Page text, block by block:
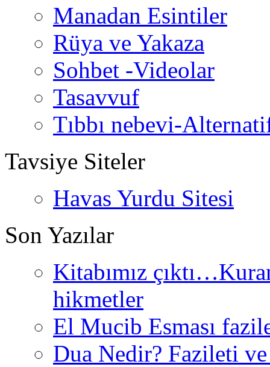
Manadan Esintiler
Rüya ve Yakaza
Sohbet -Videolar
Tasavvuf
Tıbbı nebevi-
Tavsiye Siteler
Havas Yurdu Sitesi
Son Yazılar
Kitabımız
hikmetler
El Mucib Esması
Dua Nedir? Fazileti